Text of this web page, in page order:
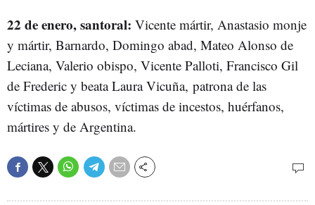
22 de enero, santoral: Vicente mártir, Anastasio monje
y mártir, Barnardo, Domingo abad, Mateo Alonso de
Leciana, Valerio obispo, Vicente Palloti, Francisco Gil
de Frederic y beata Laura Vicuña, patrona de las
víctimas de abusos, víctimas de incestos, huérfanos,
mártires y de Argentina.